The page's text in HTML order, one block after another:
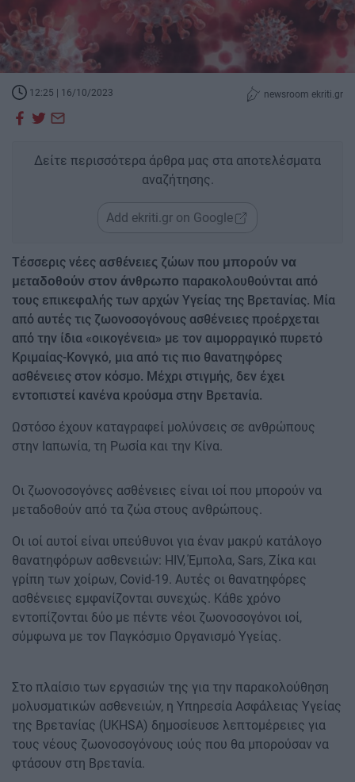
12:25 | 16/10/2023 newsroom ekriti.gr
Δείτε περισσότερα άρθρα μας στα αποτελέσματα
αναζήτησης.
Add ekriti.gr on Google
Τέσσερις νέες ασθένειες ζώων που μπορούν να
μεταδοθούν στον άνθρωπο παρακολουθούνται από
τους επικεφαλής των αρχών Υγείας της Βρετανίας. Μία
από αυτές τις ζωονοσογόνους ασθένειες προέρχεται
από την ίδια «οικογένεια» με τον αιμορραγικό πυρετό
Κριμαίας-Κονγκό, μια από τις πιο θανατηφόρες
ασθένειες στον κόσμο. Μέχρι στιγμής, δεν έχει
εντοπιστεί κανένα κρούσμα στην Βρετανία.
Ωστόσο έχουν καταγραφεί μολύνσεις σε ανθρώπους
στην Ιαπωνία, τη Ρωσία και την Κίνα.
Οι ζωονοσογόνες ασθένειες είναι ιοί που μπορούν να
μεταδοθούν από τα ζώα στους ανθρώπους.
Οι ιοί αυτοί είναι υπεύθυνοι για έναν μακρύ κατάλογο
θανατηφόρων ασθενειών: HIV, Έμπολα, Sars, Ζίκα και
γρίπη των χοίρων, Covid-19. Αυτές οι θανατηφόρες
ασθένειες εμφανίζονται συνεχώς. Κάθε χρόνο
εντοπίζονται δύο με πέντε νέοι ζωονοσογόνοι ιοί,
σύμφωνα με τον Παγκόσμιο Οργανισμό Υγείας.
Στο πλαίσιο των εργασιών της για την παρακολούθηση
μολυσματικών ασθενειών, η Υπηρεσία Ασφάλειας Υγείας
της Βρετανίας (UKHSA) δημοσίευσε λεπτομέρειες για
τους νέους ζωονοσογόνους ιούς που θα μπορούσαν να
φτάσουν στη Βρετανία.